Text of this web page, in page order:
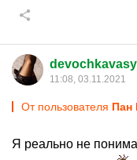
11:08, 03.11.2021
От пользователя Пан
Я реально не